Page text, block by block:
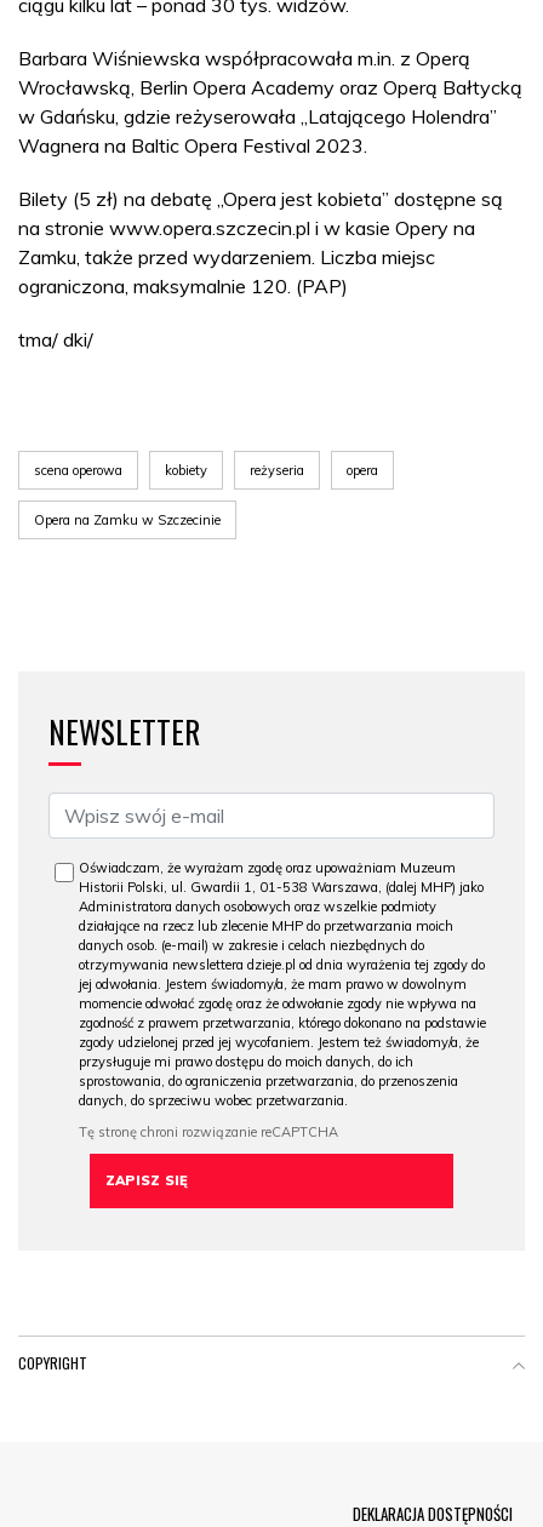
Barbara Wiśniewska współpracowała m.in. z Operą
Wrocławską, Berlin Opera Academy oraz Operą Bałtycką
w Gdańsku, gdzie reżyserowała „Latającego Holendra”
Wagnera na Baltic Opera Festival 2023.
Bilety (5 zł) na debatę „Opera jest kobieta” dostępne są
na stronie www.opera.szczecin.pl i w kasie Opery na
Zamku, także przed wydarzeniem. Liczba miejsc
ograniczona, maksymalnie 120. (PAP)
tma/ dki/
scena operowa kobiety reżyseria opera
Opera na Zamku w Szczecinie
NEWSLETTER
Oświadczam, że wyrażam zgodę oraz upoważniam Muzeum
Historii Polski, ul. Gwardii 1, 01-538 Warszawa, (dalej MHP) jako
Administratora danych osobowych oraz wszelkie podmioty
działające na rzecz lub zlecenie MHP do przetwarzania moich
danych osob. (e-mail) w zakresie i celach niezbędnych do
otrzymywania newslettera dzieje.pl od dnia wyrażenia tej zgody do
jej odwołania. Jestem świadomy/a, że mam prawo w dowolnym
momencie odwołać zgodę oraz że odwołanie zgody nie wpływa na
zgodność z prawem przetwarzania, którego dokonano na podstawie
zgody udzielonej przed jej wycofaniem. Jestem też świadomy/a, że
przysługuje mi prawo dostępu do moich danych, do ich
sprostowania, do ograniczenia przetwarzania, do przenoszenia
danych, do sprzeciwu wobec przetwarzania.
COPYRIGHT
DEKLARACJA DOSTĘPNOŚCI